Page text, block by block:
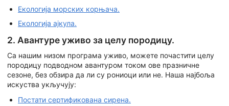
Екологија морских корњача.
Екологија ајкула.
2. Авантуре уживо за целу породицу.
Са нашим низом програма уживо, можете почастити целу
породицу подводном авантуром током ове празничне
сезоне, без обзира да ли су рониоци или не. Наша најбоља
искуства укључују:
Постати сертификована сирена.